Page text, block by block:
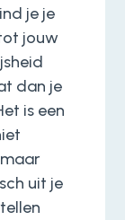
je je
jouw
dan je
is een
uit je